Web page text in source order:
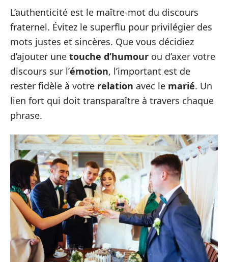
L’authenticité est le maître-mot du discours
fraternel. Évitez le superflu pour privilégier des
mots justes et sincères. Que vous décidiez
d’ajouter une touche d’humour ou d’axer votre
discours sur l’émotion, l’important est de
rester fidèle à votre relation avec le marié. Un
lien fort qui doit transparaître à travers chaque
phrase.